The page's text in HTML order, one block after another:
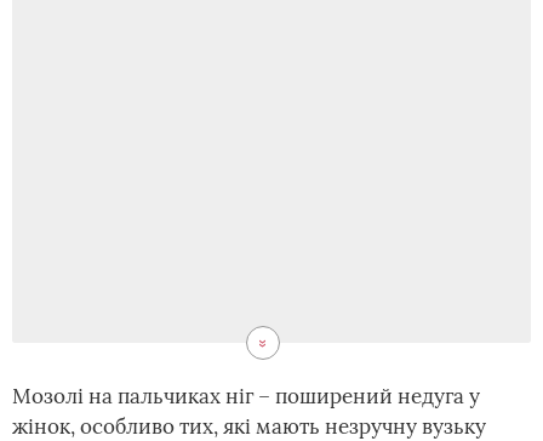
Мозолі на пальчиках ніг – поширений недуга у
жінок, особливо тих, які мають незручну вузьку